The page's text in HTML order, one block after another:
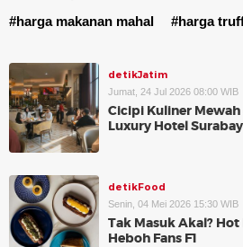
#harga makanan mahal
#harga
detikJatim
Jumat, 24 Jul 2026 08:00 WIB
Cicipi Kuliner
Luxury Hotel
detikFood
Senin, 04 Mei 2026 15:30 WIB
Tak Masuk Akal?
Heboh Fans F1